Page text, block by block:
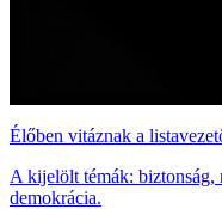
Élőben vitáznak a
A kijelölt témák: biztonság,
demokrácia.